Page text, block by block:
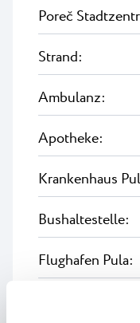
Poreč
Strand:
Ambulanz:
Apotheke:
Krankenhaus
Bushaltestelle:
Flughafen Pula: